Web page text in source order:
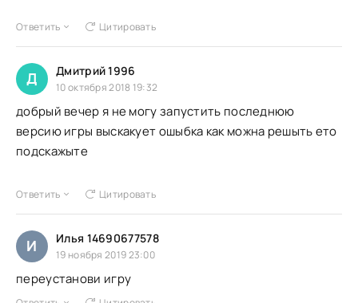
Ответить Цитировать
Д Дмитрий 1996
10 октября 2018 19:32
добрый вечер я не могу запустить последнюю
версию игры выскакует ошыбка как можна решыть ето
подскажыте
Ответить Цитировать
И Илья 14690677578
19 ноября 2019 23:00
переустанови игру